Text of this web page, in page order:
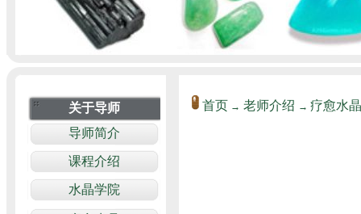
首页 → 老师介绍 → 疗愈水